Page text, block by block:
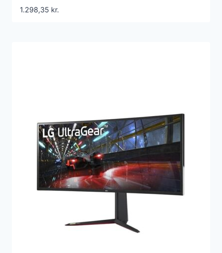
1.298,35 kr.